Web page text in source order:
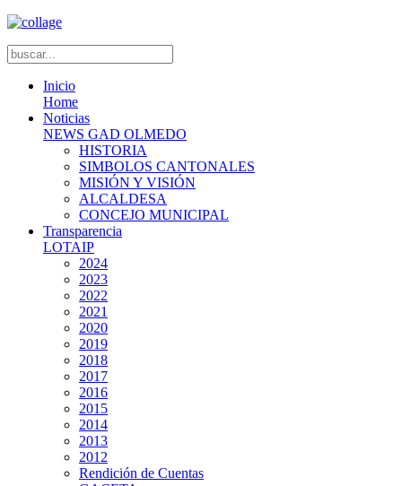
Inicio
Home
Noticias
NEWS GAD OLMEDO
HISTORIA
SIMBOLOS CANTONALES
MISIÓN Y VISIÓN
ALCALDESA
CONCEJO MUNICIPAL
Transparencia
LOTAIP
2024
2023
2022
2021
2020
2019
2018
2017
2016
2015
2014
2013
2012
Rendición de Cuentas